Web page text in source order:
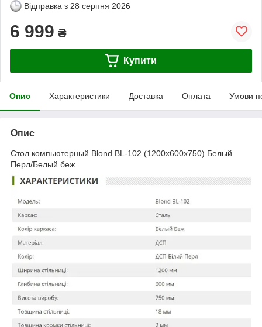
Відправка з 28 серпня 2026
6 999 ₴
Купити
Опис Характеристики Доставка Оплата Умови
Опис
Стол компьютерный Blond BL-102 (1200х600х750) Белый
Перл/Белый беж.